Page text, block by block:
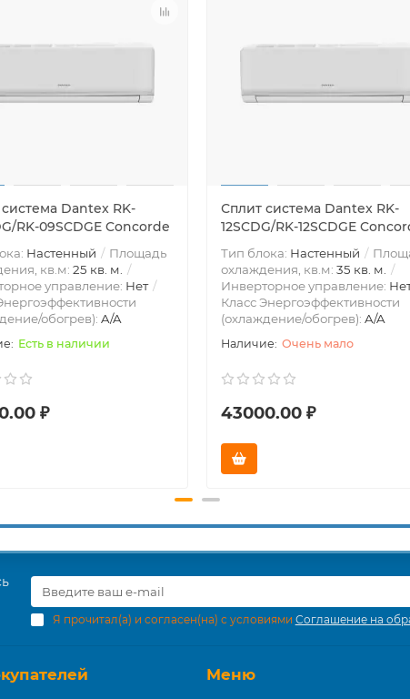
Dantex RK-
RK-09SCDGE Concorde
Настенный
Площадь
кв.м: 25 кв. м.
управление: Нет
обогрев): A/A
Есть в наличии
₽
Сплит система Dantex RK-
12SCDG/RK-12SCDGE
Тип блока: Настенный
охлаждения, кв.м: 35 кв. м.
Инверторное управление:
Класс Энергоэффективности
(охлаждение/обогрев): A/A
Очень мало
43000.00 ₽
Я прочитал(а) и согласен(на) с условиями Соглашение на
Меню